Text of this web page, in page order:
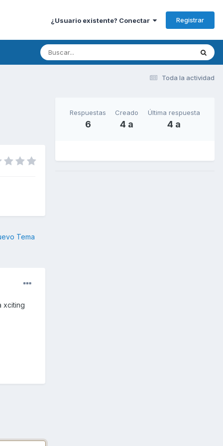
¿Usuario existente? Conectar Registrar
Toda la actividad
Tema
xciting
Respuestas
6
Creado
4 a
Última respuesta
4 a